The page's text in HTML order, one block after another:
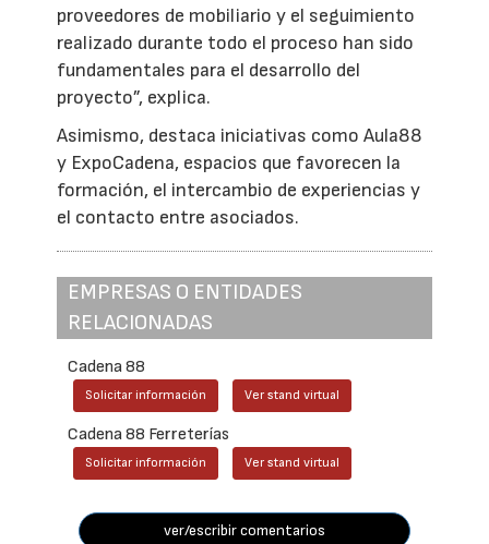
proveedores de mobiliario y el seguimiento
realizado durante todo el proceso han sido
fundamentales para el desarrollo del
proyecto”, explica.
Asimismo, destaca iniciativas como Aula88
y ExpoCadena, espacios que favorecen la
formación, el intercambio de experiencias y
el contacto entre asociados.
EMPRESAS O ENTIDADES
RELACIONADAS
Cadena 88
Solicitar información Ver stand virtual
Cadena 88 Ferreterías
Solicitar información Ver stand virtual
ver/escribir comentarios